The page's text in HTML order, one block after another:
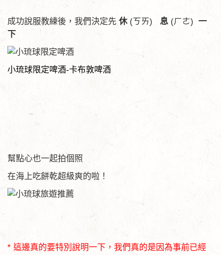
成功說服教練後，我們決定先 休 (ㄎㄞ) 息 (ㄏㄜ) 一
下
小琉球限定啤酒-卡布敦啤酒
幫點心也一起拍個照
在海上吃餅乾超級爽的啦！
* 這邊真的要特別說明一下，我們真的是因為事前已經